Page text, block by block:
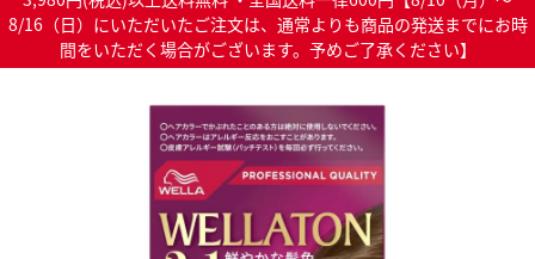
8/16（日）にいただいたご注文は、通常よりも商品の発送までにお時
間をいただく場合がございます。予めご了承ください】